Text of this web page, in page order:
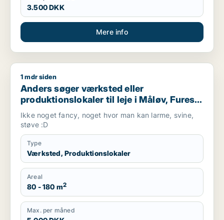
3.500 DKK
Mere info
Anders søger værksted eller produktionslokaler til leje i
1 mdr siden
Anders søger værksted eller
produktionslokaler til leje i Måløv, Furesø
eller Slangerup m.fl.
Ikke noget fancy, noget hvor man kan larme, svine,
støve :D
Type
Værksted, Produktionslokaler
Areal
80 - 180 m2
Max. per måned